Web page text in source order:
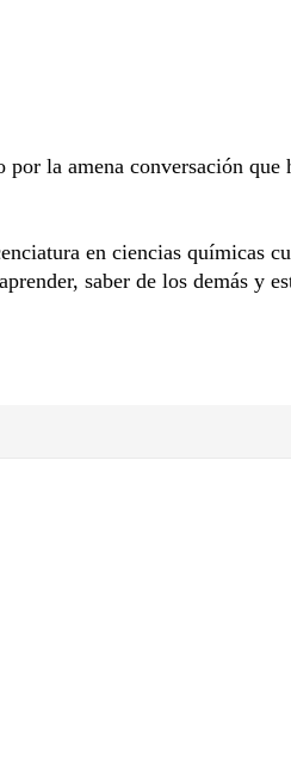
por la amena conversación que
en ciencias químicas
saber de los demás y